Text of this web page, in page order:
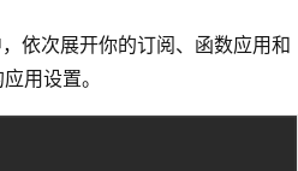
依次展开你的订阅、函数应用和
用设置。